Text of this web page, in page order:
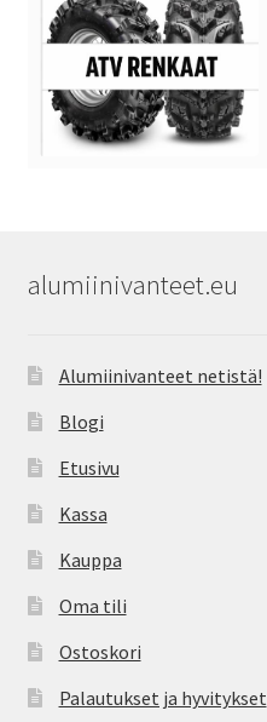
alumiinivanteet.eu
Alumiinivanteet netistä!
Blogi
Etusivu
Kassa
Kauppa
Oma tili
Ostoskori
Palautukset ja hyvitykset